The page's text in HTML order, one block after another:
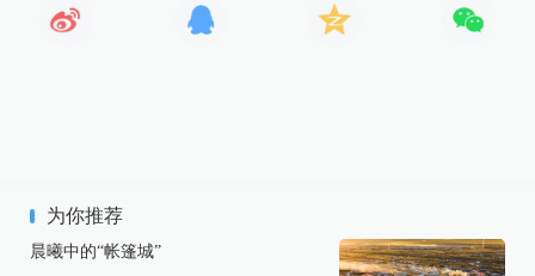
为你推荐
晨曦中的“帐篷城”